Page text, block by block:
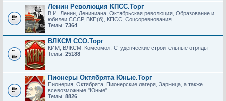
Ленин Революция КПСС.Торг
В.И. Ленин, Лениниана, Октябрьская революция, Образование и
юбилеи СССР, ВКП(б), КПСС, Соцсоревнования
Темы: 7364
ВЛКСМ ССО.Торг
КИМ, ВЛКСМ, Комсомол, Студенческие строительные отряды
Темы: 25188
Пионеры Октябрята Юные.Торг
Пионерия, Октябрята, Пионерские лагеря, Зарница, а также
всевозможные "Юные"
Темы: 8826